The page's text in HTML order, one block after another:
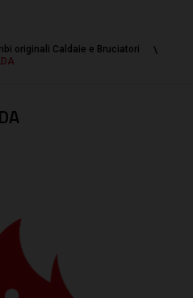
originali Caldaie e Bruciatori